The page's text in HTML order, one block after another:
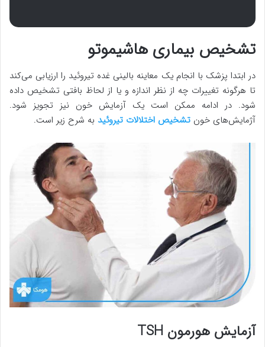
تشخیص بیماری هاشیموتو
در ابتدا پزشک با انجام یک معاینه بالینی غده تیروئید را ارزیابی می‌کند
تا هرگونه تغییرات چه از نظر اندازه و یا از لحاظ بافتی تشخیص داده
شود. در ادامه ممکن است یک آزمایش خون نیز تجویز شود.
آژمایش‌های خون تشخیص اختلالات تیروئید به شرح زیر است.
آزمایش هورمون TSH